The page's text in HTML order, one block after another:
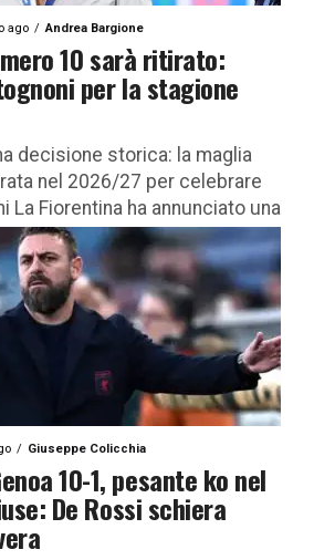
ago Andrea Bargione
10 sarà ritirato:
per la stagione
decisione storica: la maglia
nel 2026/27 per celebrare
La Fiorentina ha annunciato una
vista...
Giuseppe Colicchia
10-1, pesante ko nel
De Rossi schiera